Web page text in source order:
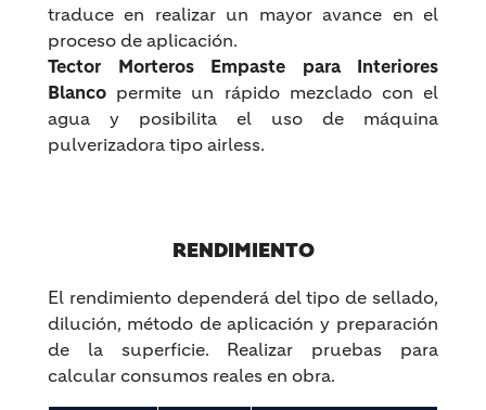
traduce en realizar un mayor avance en el
proceso de aplicación.
Tector Morteros Empaste para Interiores
Blanco permite un rápido mezclado con el
agua y posibilita el uso de máquina
pulverizadora tipo airless.
RENDIMIENTO
El rendimiento dependerá del tipo de sellado,
dilución, método de aplicación y preparación
de la superficie. Realizar pruebas para
calcular consumos reales en obra.